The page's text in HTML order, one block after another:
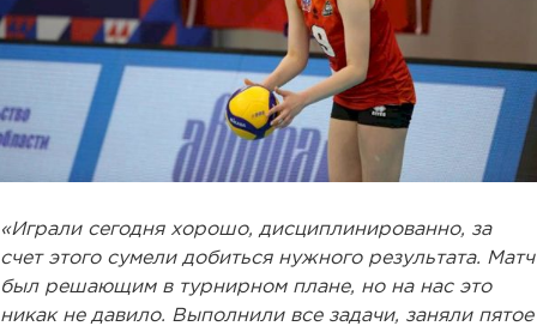
«Играли сегодня хорошо, дисциплинированно, за
счет этого сумели добиться нужного результата. Матч
был решающим в турнирном плане, но на нас это
никак не давило. Выполнили все задачи, заняли пятое